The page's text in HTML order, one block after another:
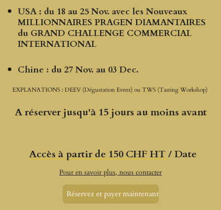
USA : du 18 au 25 Nov. avec les Nouveaux
MILLIONNAIRES PRAGEN DIAMANTAIRES
du GRAND CHALLENGE COMMERCIAL
INTERNATIONAL
Chine : du 27 Nov. au 03 Dec.
EXPLANATIONS : DEEV (Dégustation Event) ou TWS (Tasting Workshop)
A réserver jusqu'à 15 jours au moins avant
Accès à partir de 150 CHF HT / Date
Pour en savoir plus, nous contacter
Réservez et payer maintenant